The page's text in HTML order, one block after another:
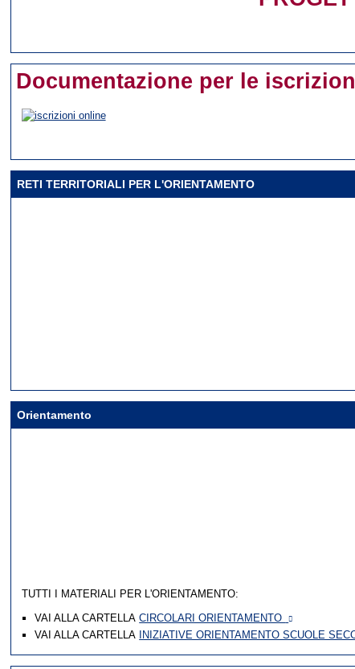
Documentazione per le
RETI TERRITORIALI PER L'ORIENTAMENTO
Orientamento
TUTTI I MATERIALI PER L'ORIENTAMENTO:
VAI ALLA CARTELLACIRCOLARI ORIENTAMENTO
VAI ALLA CARTELLA
INIZIATIVE ORIENTAMENTO SCUOLE